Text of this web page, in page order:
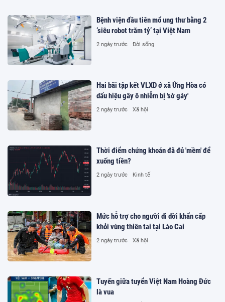
Bệnh viện đầu tiên mổ ung thư bằng 2
‘siêu robot trăm tỷ’ tại Việt Nam
2 ngày trước Đời sống
Hai bãi tập kết VLXD ở xã Ứng Hòa có
dấu hiệu gây ô nhiễm bị 'sờ gáy'
2 ngày trước Xã hội
Thời điểm chứng khoán đã đủ 'mềm' để
xuống tiền?
2 ngày trước Kinh tế
Mức hỗ trợ cho người di dời khẩn cấp
khỏi vùng thiên tai tại Lào Cai
2 ngày trước Xã hội
Tuyến giữa tuyển Việt Nam Hoàng Đức
là vua